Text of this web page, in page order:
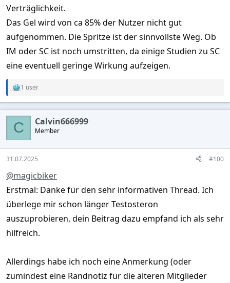
Verträglichkeit.
Das Gel wird von ca 85% der Nutzer nicht gut
aufgenommen. Die Spritze ist der sinnvollste Weg. Ob
IM oder SC ist noch umstritten, da einige Studien zu SC
eine eventuell geringe Wirkung aufzeigen.
R
c
o
n
s
:
1 user
C Calvin666999
Member
31.07.2025 #100
@magicbiker
Erstmal: Danke für den sehr informativen Thread. Ich
überlege mir schon länger Testosteron
auszuprobieren, dein Beitrag dazu empfand ich als sehr
hilfreich.
Allerdings habe ich noch eine Anmerkung (oder
zumindest eine Randnotiz für die älteren Mitglieder